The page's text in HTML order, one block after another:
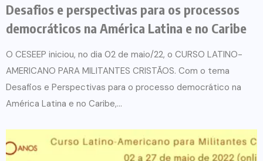
Desafios e perspectivas para os processos
democráticos na América Latina e no Caribe
O CESEEP iniciou, no dia 02 de maio/22, o CURSO LATINO-
AMERICANO PARA MILITANTES CRISTÃOS. Com o tema
Desafios e Perspectivas para o processo democrático na
América Latina e no Caribe,...